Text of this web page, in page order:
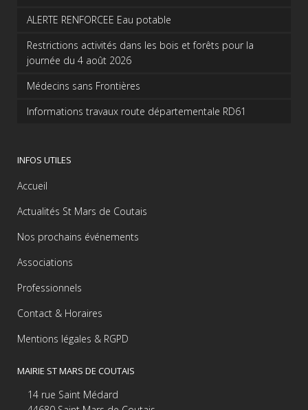
ALERTE RENFORCEE Eau potable
Restrictions activités dans les bois et forêts pour la
journée du 4 août 2026
Médecins sans Frontières
Informations travaux route départementale RD61
INFOS UTILES
Accueil
Actualités St Mars de Coutais
Nos prochains événements
Associations
Professionnels
Contact & Horaires
Mentions légales & RGPD
MAIRIE ST MARS DE COUTAIS
14 rue Saint Médard